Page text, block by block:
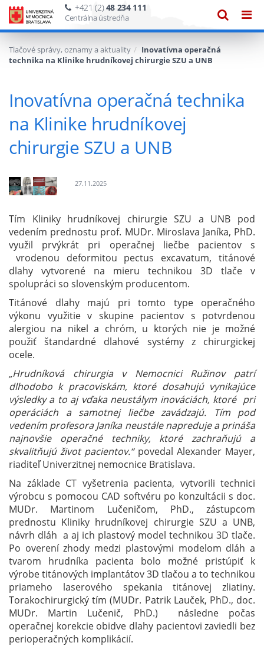
+421 (2)48 234 111
Centrálna ústredňa
Tlačové správy, oznamy a aktuality
Inovatívna operačná
technika na Klinike hrudníkovej chirurgie SZU a UNB
Inovatívna operačná technika
na Klinike hrudníkovej
chirurgie SZU a UNB
správe:
Inovatívna
operačná
technika
na
Klinike
chirurgie
SZU
a
UNB
27.11.2025
Tím Kliniky hrudníkovej chirurgie SZU a UNB pod
vedením prednostu prof. MUDr. Miroslava Janíka, PhD.
využil prvýkrát pri operačnej liečbe pacientov s
vrodenou deformitou pectus excavatum, titánové
dlahy vytvorené na mieru technikou 3D tlače v
spolupráci so slovenským producentom.
Titánové dlahy majú pri tomto type operačného
výkonu využitie v skupine pacientov s potvrdenou
alergiou na nikel a chróm, u ktorých nie je možné
použiť štandardné dlahové systémy z chirurgickej
ocele.
„Hrudníková chirurgia v Nemocnici Ružinov patrí
dlhodobo k pracoviskám, ktoré dosahujú vynikajúce
výsledky a to aj vďaka neustálym inováciách, ktoré pri
operáciách a samotnej liečbe zavádzajú. Tím pod
vedením profesora Janíka neustále napreduje a prináša
najnovšie operačné techniky, ktoré zachraňujú a
skvalitňujú život pacientov.“ povedal Alexander Mayer,
riaditeľ Univerzitnej nemocnice Bratislava.
Na základe CT vyšetrenia pacienta, vytvorili technici
výrobcu s pomocou CAD softvéru po konzultácii s doc.
MUDr. Martinom Lučeničom, PhD., zástupcom
prednostu Kliniky hrudníkovej chirurgie SZU a UNB,
návrh dláh a aj ich plastový model technikou 3D tlače.
Po overení zhody medzi plastovými modelom dláh a
tvarom hrudníka pacienta bolo možné pristúpiť k
výrobe titánových implantátov 3D tlačou a to technikou
priameho laserového spekania titánovej zliatiny.
Torakochirurgický tím (MUDr. Patrik Lauček, PhD., doc.
MUDr. Martin Lučenič, PhD.) následne počas
operačnej korekcie obidve dlahy pacientovi zaviedli bez
perioperačných komplikácií.